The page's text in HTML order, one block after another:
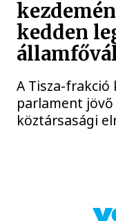
kedden
A Tisza-frakció
parlament jövő
köztársasági